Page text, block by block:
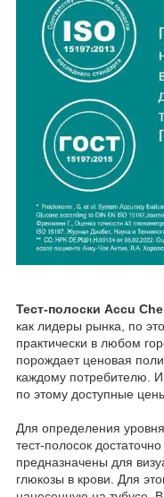
Тест-полоски Accu
как лидеры рынка, по
практически в любом
порождает ценовая
каждому потребителю.
по этому доступные
Для определения
тест-полосок
предназначены для
глюкозы в крови. Для